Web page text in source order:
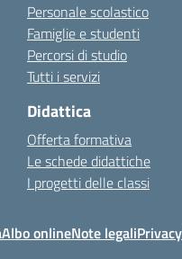
Personale scolastico
Famiglie e studenti
Percorsi di studio
Tutti i servizi
Didattica
Offerta formativa
Le schede didattiche
I progetti delle classi
Albo onlineNote legali